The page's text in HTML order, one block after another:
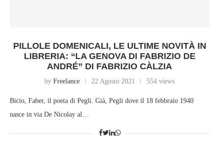
PILLOLE DOMENICALI, LE ULTIME NOVITÀ IN
LIBRERIA: “LA GENOVA DI FABRIZIO DE
ANDRÉ” DI FABRIZIO CÀLZIA
by Freelance 22 Agosto 2021 554 views
Bicio, Faber, il poeta di Pegli. Già, Pegli dove il 18 febbraio 1940
nasce in via De Nicolay al…